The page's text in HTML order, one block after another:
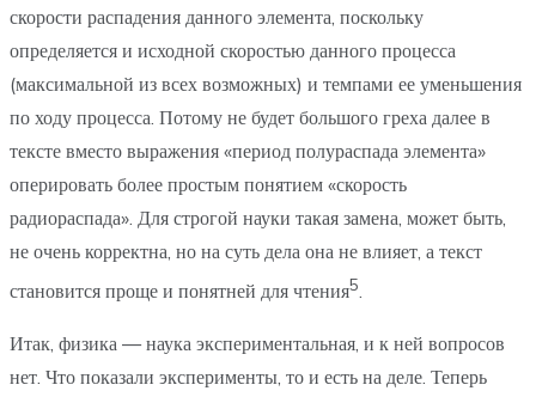
скорости распадения данного элемента, поскольку
определяется и исходной скоростью данного процесса
(максимальной из всех возможных) и темпами ее уменьшения
по ходу процесса. Потому не будет большого греха далее в
тексте вместо выражения «период полураспада элемента»
оперировать более простым понятием «скорость
радиораспада». Для строгой науки такая замена, может быть,
не очень корректна, но на суть дела она не влияет, а текст
становится проще и понятней для чтения5.
Итак, физика — наука экспериментальная, и к ней вопросов
нет. Что показали эксперименты, то и есть на деле. Теперь